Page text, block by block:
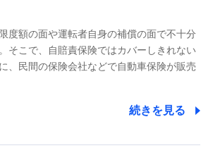
NTTドコモが提供する各種サービスな
ドコモが提供する各種サービスのご契
履歴インターネット利用時の行動に関す
ケーション利用時の行動に関する情報、
ビスや商品の名称・購入場所・決済に関
ートの回答に関する情報などが含まれ
度額の面や運転者自身の補償の面で不十分
そこで、自賠責保険ではカバーしきれない
、民間の保険会社などで自動車保険が販売
続きを見る